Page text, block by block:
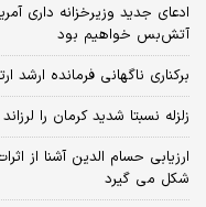
ادعای جدید وزیرخزانه داری
آتش‌بس خواهیم بود
برکناری ناگهانی فرمانده ارشد
زلزله نسبتا شدید کرمان را لرزاند
ارزیابی حسام الدین آشنا از
شکل می گیرد